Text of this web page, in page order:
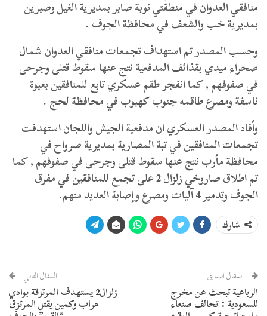
منافقي العدوان في منطقتي نوبة صابر بمديرية الغيل وصبرين
بمديرية خب والشعف في محافظة الجوف .
وحسب المصدر تم استهداف تجمعات منافقي العدوان شمال
صحراء ميدي بقذائف المدفعية نتج عنها سقوط قتلى وجرحى
في صفوفهم , كما انفجر طقم عسكري تابع للمنافقين بعبوة
ناسفة ومصرع طاقمه جنوب كهبوب في محافظة لحج .
وأفاد المصدر العسكري ان مدفعية الجيش واللجان استهدفت
تجمعات المنافقين في تبة المصارية بمديرية صرواح في
محافظة مأرب نتج عنها سقوط قتلى وجرحى في صفوفهم , كما
تم اطلاق صاروخي زلزال 2 على تجمع للمنافقين في مفرق
الجوف وتدمير 4 آليات ومصرع وإصابة العديد منهم.
شارك
المقال السابق
الرباعية تبحث عن مخرج
للسعودية : تحالف صنعاء
المقال التالي
زلزال2 يستهدف المرتزقة بوادي
هراب وكمين يقتل المرتزق